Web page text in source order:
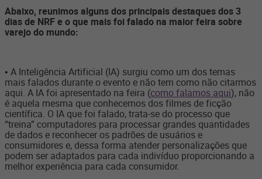
Abaixo, reunimos alguns dos principais destaques dos 3
dias de NRF e o que mais foi falado na maior feira sobre
varejo do mundo:
• A Inteligência Artificial (IA) surgiu como um dos temas
mais falados durante o evento e não tem como não citarmos
aqui. A IA foi apresentado na feira (como falamos aqui), não
é aquela mesma que conhecemos dos filmes de ficção
científica. O IA que foi falado, trata-se do processo que
“treina” computadores para processar grandes quantidades
de dados e reconhecer os padrões de usuários e
consumidores e, dessa forma atender personalizações que
podem ser adaptados para cada indivíduo proporcionando a
melhor experiência para cada consumidor.